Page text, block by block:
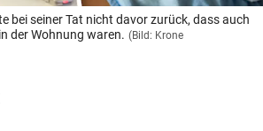
bei seiner Tat nicht davor zurück, dass auch
der Wohnung waren. (Bild: Krone